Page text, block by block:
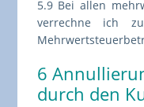
5.9 Bei allen
verrechne ich
6
durch den